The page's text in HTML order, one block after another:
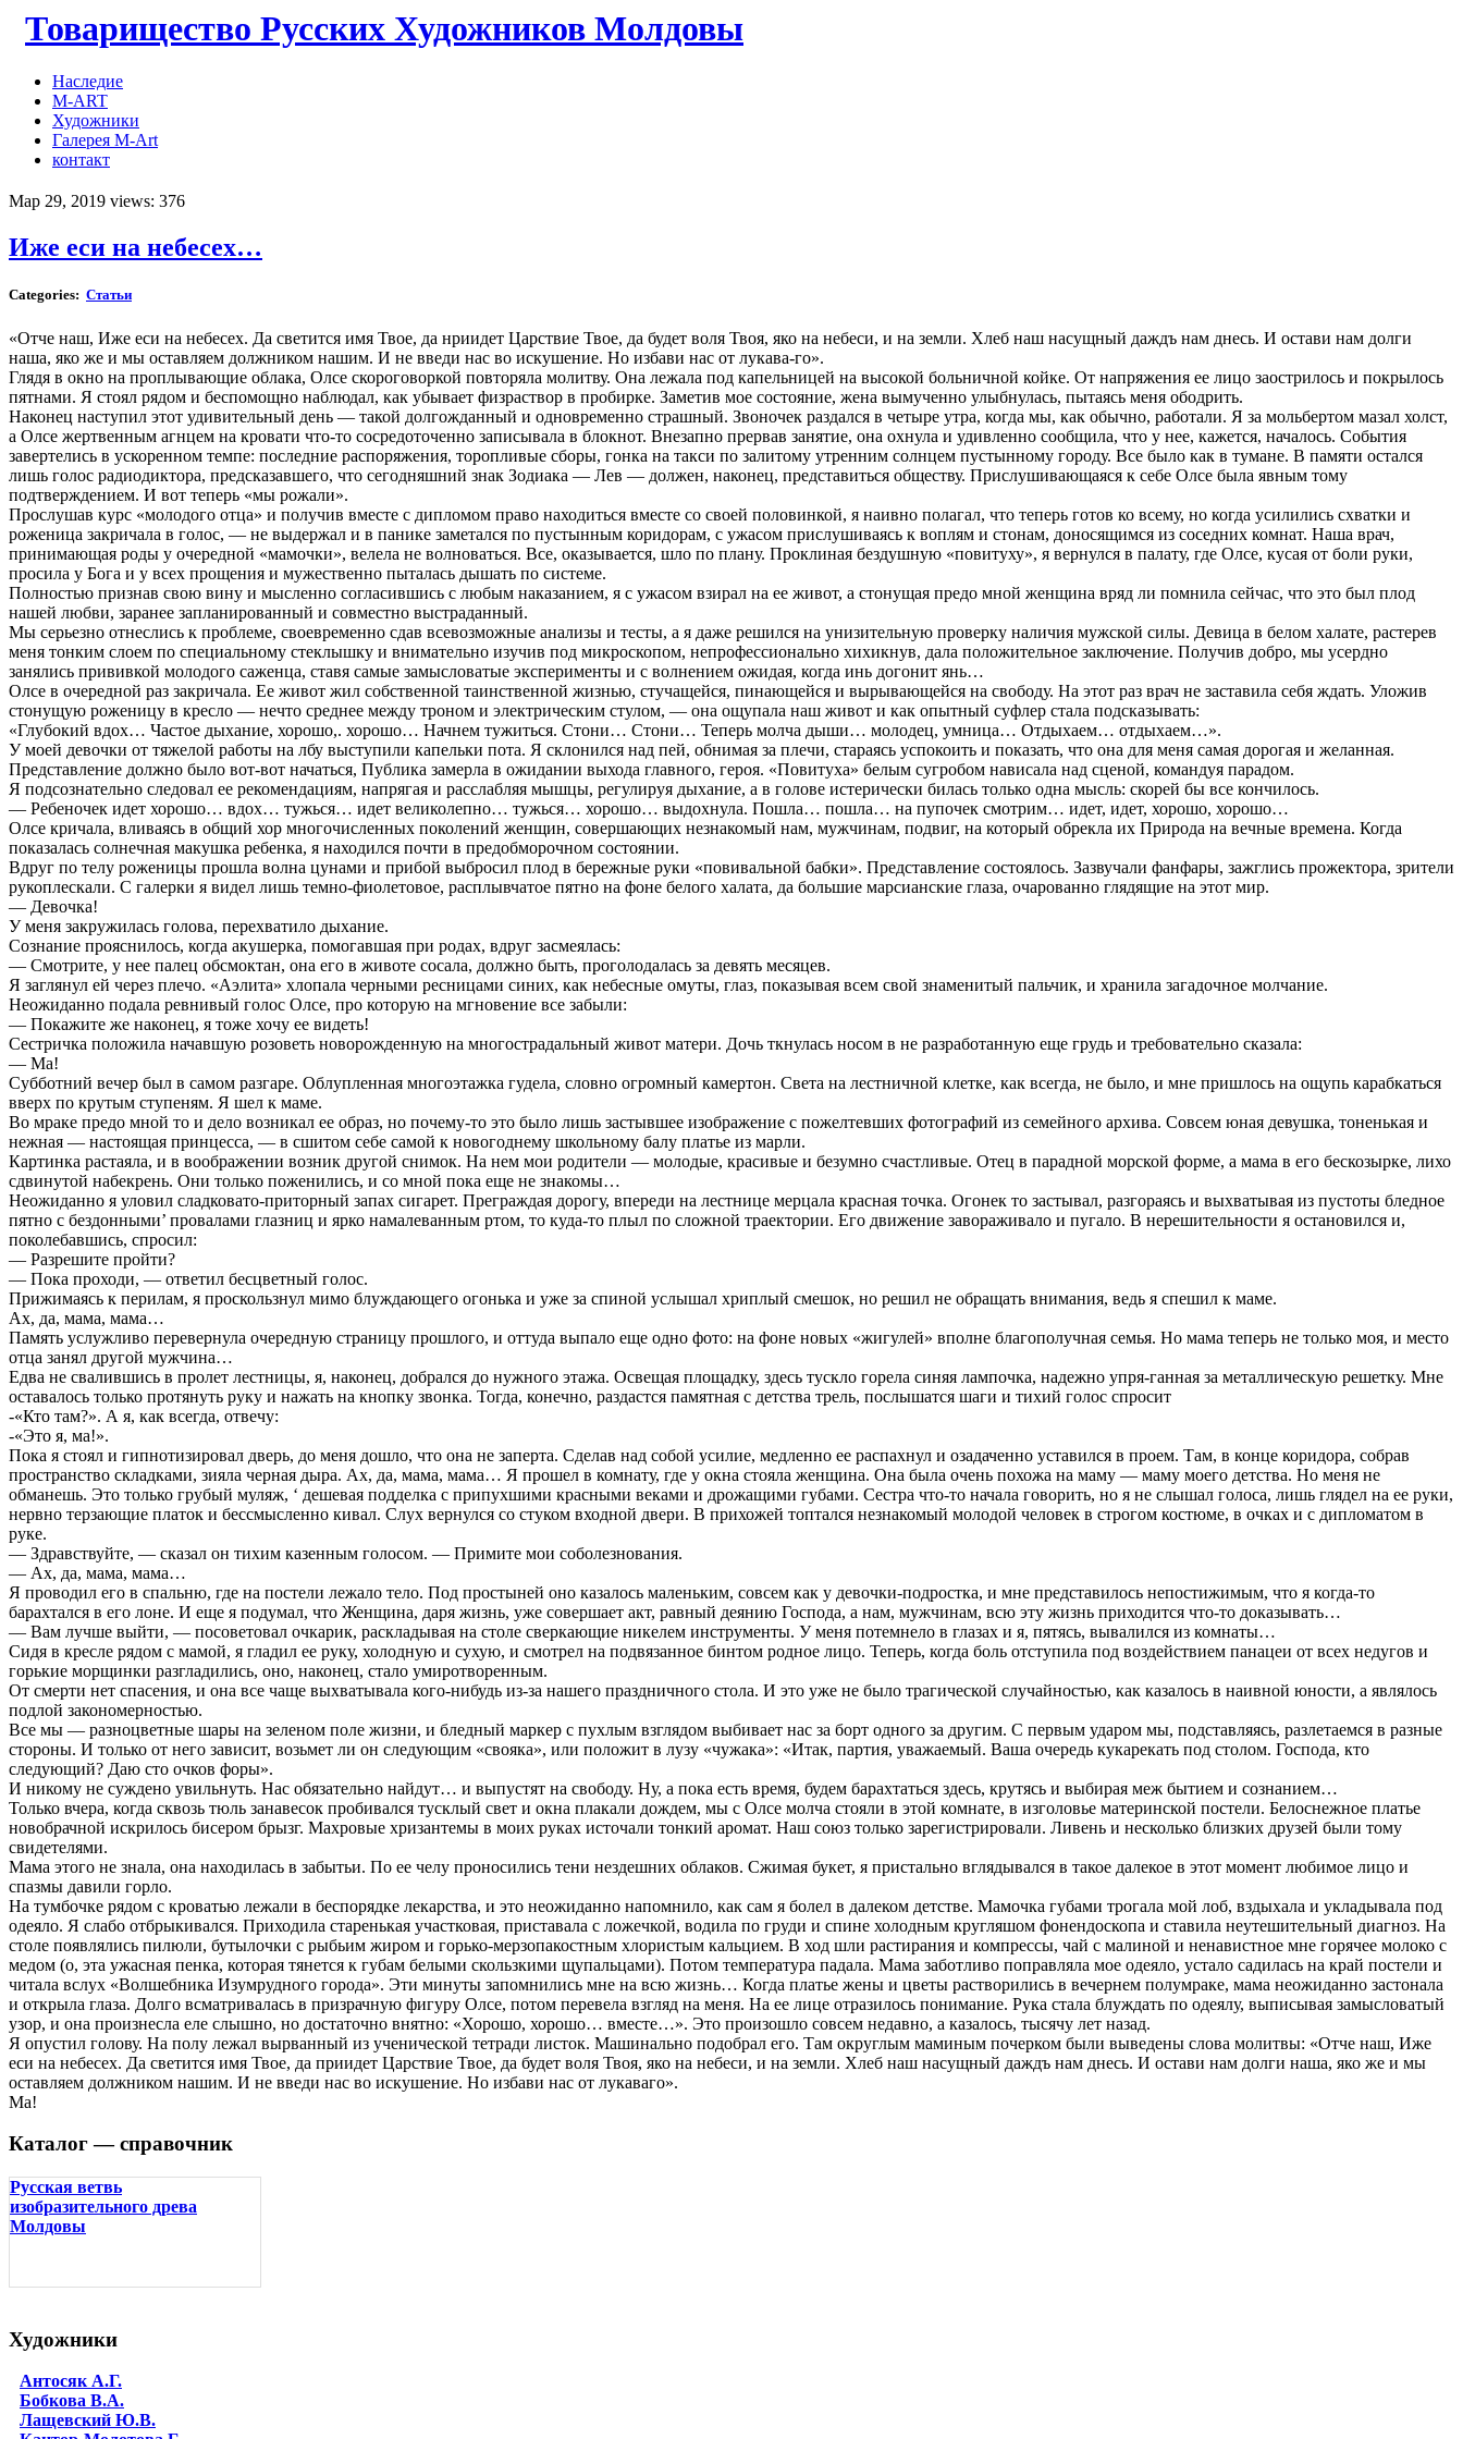
Товарищество Русских Художников Молдовы
Наследие
M-ART
Художники
Галерея M-Art
контакт
Мар 29, 2019 views: 376
Иже еси на небесех…
Categories: Cтатьи
«Отче наш, Иже еси на небесех. Да светится имя Твое, да нриидет Царствие Твое, да будет воля Твоя, яко на небеси, и на земли. Хлеб наш насущный даждъ нам днесь. И остави нам долги
наша, яко же и мы оставляем должником нашим. И не введи нас во искушение. Но избави нас от лукава-го».
Глядя в окно на проплывающие облака, Олсе скороговоркой повторяла молитву. Она лежала под капельницей на высокой больничной койке. От напряжения ее лицо заострилось и покрылось
пятнами. Я стоял рядом и беспомощно наблюдал, как убывает физраствор в пробирке. Заметив мое состояние, жена вымученно улыбнулась, пытаясь меня ободрить.
Наконец наступил этот удивительный день — такой долгожданный и одновременно страшный. Звоночек раздался в четыре утра, когда мы, как обычно, работали. Я за мольбертом мазал холст,
а Олсе жертвенным агнцем на кровати что-то сосредоточенно записывала в блокнот. Внезапно прервав занятие, она охнула и удивленно сообщила, что у нее, кажется, началось. События
завертелись в ускоренном темпе: последние распоряжения, торопливые сборы, гонка на такси по залитому утренним солнцем пустынному городу. Все было как в тумане. В памяти остался
лишь голос радиодиктора, предсказавшего, что сегодняшний знак Зодиака — Лев — должен, наконец, представиться обществу. Прислушивающаяся к себе Олсе была явным тому
подтверждением. И вот теперь «мы рожали».
Прослушав курс «молодого отца» и получив вместе с дипломом право находиться вместе со своей половинкой, я наивно полагал, что теперь готов ко всему, но когда усилились схватки и
роженица закричала в голос, — не выдержал и в панике заметался по пустынным коридорам, с ужасом прислушиваясь к воплям и стонам, доносящимся из соседних комнат. Наша врач,
принимающая роды у очередной «мамочки», велела не волноваться. Все, оказывается, шло по плану. Проклиная бездушную «повитуху», я вернулся в палату, где Олсе, кусая от боли руки,
просила у Бога и у всех прощения и мужественно пыталась дышать по системе.
Полностью признав свою вину и мысленно согласившись с любым наказанием, я с ужасом взирал на ее живот, а стонущая предо мной женщина вряд ли помнила сейчас, что это был плод
нашей любви, заранее запланированный и совместно выстраданный.
Мы серьезно отнеслись к проблеме, своевременно сдав всевозможные анализы и тесты, а я даже решился на унизительную проверку наличия мужской силы. Девица в белом халате, растерев
меня тонким слоем по специальному стеклышку и внимательно изучив под микроскопом, непрофессионально хихикнув, дала положительное заключение. Получив добро, мы усердно
занялись прививкой молодого саженца, ставя самые замысловатые эксперименты и с волнением ожидая, когда инь догонит янь…
Олсе в очередной раз закричала. Ее живот жил собственной таинственной жизнью, стучащейся, пинающейся и вырывающейся на свободу. На этот раз врач не заставила себя ждать. Уложив
стонущую роженицу в кресло — нечто среднее между троном и электрическим стулом, — она ощупала наш живот и как опытный суфлер стала подсказывать:
«Глубокий вдох… Частое дыхание, хорошо,. хорошо… Начнем тужиться. Стони… Стони… Теперь молча дыши… молодец, умница… Отдыхаем… отдыхаем…».
У моей девочки от тяжелой работы на лбу выступили капельки пота. Я склонился над пей, обнимая за плечи, стараясь успокоить и показать, что она для меня самая дорогая и желанная.
Представление должно было вот-вот начаться, Публика замерла в ожидании выхода главного, героя. «Повитуха» белым сугробом нависала над сценой, командуя парадом.
Я подсознательно следовал ее рекомендациям, напрягая и расслабляя мышцы, регулируя дыхание, а в голове истерически билась только одна мысль: скорей бы все кончилось.
— Ребеночек идет хорошо… вдох… тужься… идет великолепно… тужься… хорошо… выдохнула. Пошла… пошла… на пупочек смотрим… идет, идет, хорошо, хорошо…
Олсе кричала, вливаясь в общий хор многочисленных поколений женщин, совершающих незнакомый нам, мужчинам, подвиг, на который обрекла их Природа на вечные времена. Когда
показалась солнечная макушка ребенка, я находился почти в предобморочном состоянии.
Вдруг по телу роженицы прошла волна цунами и прибой выбросил плод в бережные руки «повивальной бабки». Представление состоялось. Зазвучали фанфары, зажглись прожектора, зрители
рукоплескали. С галерки я видел лишь темно-фиолетовое, расплывчатое пятно на фоне белого халата, да большие марсианские глаза, очарованно глядящие на этот мир.
— Девочка!
У меня закружилась голова, перехватило дыхание.
Сознание прояснилось, когда акушерка, помогавшая при родах, вдруг засмеялась:
— Смотрите, у нее палец обсмоктан, она его в животе сосала, должно быть, проголодалась за девять месяцев.
Я заглянул ей через плечо. «Аэлита» хлопала черными ресницами синих, как небесные омуты, глаз, показывая всем свой знаменитый пальчик, и хранила загадочное молчание.
Неожиданно подала ревнивый голос Олсе, про которую на мгновение все забыли:
— Покажите же наконец, я тоже хочу ее видеть!
Сестричка положила начавшую розоветь новорожденную на многострадальный живот матери. Дочь ткнулась носом в не разработанную еще грудь и требовательно сказала:
— Ма!
Субботний вечер был в самом разгаре. Облупленная многоэтажка гудела, словно огромный камертон. Света на лестничной клетке, как всегда, не было, и мне пришлось на ощупь карабкаться
вверх по крутым ступеням. Я шел к маме.
Во мраке предо мной то и дело возникал ее образ, но почему-то это было лишь застывшее изображение с пожелтевших фотографий из семейного архива. Совсем юная девушка, тоненькая и
нежная — настоящая принцесса, — в сшитом себе самой к новогоднему школьному балу платье из марли.
Картинка растаяла, и в воображении возник другой снимок. На нем мои родители — молодые, красивые и безумно счастливые. Отец в парадной морской форме, а мама в его бескозырке, лихо
сдвинутой набекрень. Они только поженились, и со мной пока еще не знакомы…
Неожиданно я уловил сладковато-приторный запах сигарет. Преграждая дорогу, впереди на лестнице мерцала красная точка. Огонек то застывал, разгораясь и выхватывая из пустоты бледное
пятно с бездонными’ провалами глазниц и ярко намалеванным ртом, то куда-то плыл по сложной траектории. Его движение завораживало и пугало. В нерешительности я остановился и,
поколебавшись, спросил:
— Разрешите пройти?
— Пока проходи, — ответил бесцветный голос.
Прижимаясь к перилам, я проскользнул мимо блуждающего огонька и уже за спиной услышал хриплый смешок, но решил не обращать внимания, ведь я спешил к маме.
Ах, да, мама, мама…
Память услужливо перевернула очередную страницу прошлого, и оттуда выпало еще одно фото: на фоне новых «жигулей» вполне благополучная семья. Но мама теперь не только моя, и место
отца занял другой мужчина…
Едва не свалившись в пролет лестницы, я, наконец, добрался до нужного этажа. Освещая площадку, здесь тускло горела синяя лампочка, надежно упря-ганная за металлическую решетку. Мне
оставалось только протянуть руку и нажать на кнопку звонка. Тогда, конечно, раздастся памятная с детства трель, послышатся шаги и тихий голос спросит
-«Кто там?». А я, как всегда, отвечу:
-«Это я, ма!».
Пока я стоял и гипнотизировал дверь, до меня дошло, что она не заперта. Сделав над собой усилие, медленно ее распахнул и озадаченно уставился в проем. Там, в конце коридора, собрав
пространство складками, зияла черная дыра. Ах, да, мама, мама… Я прошел в комнату, где у окна стояла женщина. Она была очень похожа на маму — маму моего детства. Но меня не
обманешь. Это только грубый муляж, ‘ дешевая подделка с припухшими красными веками и дрожащими губами. Сестра что-то начала говорить, но я не слышал голоса, лишь глядел на ее руки,
нервно терзающие платок и бессмысленно кивал. Слух вернулся со стуком входной двери. В прихожей топтался незнакомый молодой человек в строгом костюме, в очках и с дипломатом в
руке.
— Здравствуйте, — сказал он тихим казенным голосом. — Примите мои соболезнования.
— Ах, да, мама, мама…
Я проводил его в спальню, где на постели лежало тело. Под простыней оно казалось маленьким, совсем как у девочки-подростка, и мне представилось непостижимым, что я когда-то
барахтался в его лоне. И еще я подумал, что Женщина, даря жизнь, уже совершает акт, равный деянию Господа, а нам, мужчинам, всю эту жизнь приходится что-то доказывать…
— Вам лучше выйти, — посоветовал очкарик, раскладывая на столе сверкающие никелем инструменты. У меня потемнело в глазах и я, пятясь, вывалился из комнаты…
Сидя в кресле рядом с мамой, я гладил ее руку, холодную и сухую, и смотрел на подвязанное бинтом родное лицо. Теперь, когда боль отступила под воздействием панацеи от всех недугов и
горькие морщинки разгладились, оно, наконец, стало умиротворенным.
От смерти нет спасения, и она все чаще выхватывала кого-нибудь из-за нашего праздничного стола. И это уже не было трагической случайностью, как казалось в наивной юности, а являлось
подлой закономерностью.
Все мы — разноцветные шары на зеленом поле жизни, и бледный маркер с пухлым взглядом выбивает нас за борт одного за другим. С первым ударом мы, подставляясь, разлетаемся в разные
стороны. И только от него зависит, возьмет ли он следующим «свояка», или положит в лузу «чужака»: «Итак, партия, уважаемый. Ваша очередь кукарекать под столом. Господа, кто
следующий? Даю сто очков форы».
И никому не суждено увильнуть. Нас обязательно найдут… и выпустят на свободу. Ну, а пока есть время, будем барахтаться здесь, крутясь и выбирая меж бытием и сознанием…
Только вчера, когда сквозь тюль занавесок пробивался тусклый свет и окна плакали дождем, мы с Олсе молча стояли в этой комнате, в изголовье материнской постели. Белоснежное платье
новобрачной искрилось бисером брызг. Махровые хризантемы в моих руках источали тонкий аромат. Наш союз только зарегистрировали. Ливень и несколько близких друзей были тому
свидетелями.
Мама этого не знала, она находилась в забытьи. По ее челу проносились тени нездешних облаков. Сжимая букет, я пристально вглядывался в такое далекое в этот момент любимое лицо и
спазмы давили горло.
На тумбочке рядом с кроватью лежали в беспорядке лекарства, и это неожиданно напомнило, как сам я болел в далеком детстве. Мамочка губами трогала мой лоб, вздыхала и укладывала под
одеяло. Я слабо отбрыкивался. Приходила старенькая участковая, приставала с ложечкой, водила по груди и спине холодным кругляшом фонендоскопа и ставила неутешительный диагноз. На
столе появлялись пилюли, бутылочки с рыбьим жиром и горько-мерзопакостным хлористым кальцием. В ход шли растирания и компрессы, чай с малиной и ненавистное мне горячее молоко с
медом (о, эта ужасная пенка, которая тянется к губам белыми скользкими щупальцами). Потом температура падала. Мама заботливо поправляла мое одеяло, устало садилась на край постели и
читала вслух «Волшебника Изумрудного города». Эти минуты запомнились мне на всю жизнь… Когда платье жены и цветы растворились в вечернем полумраке, мама неожиданно застонала
и открыла глаза. Долго всматривалась в призрачную фигуру Олсе, потом перевела взгляд на меня. На ее лице отразилось понимание. Рука стала блуждать по одеялу, выписывая замысловатый
узор, и она произнесла еле слышно, но достаточно внятно: «Хорошо, хорошо… вместе…». Это произошло совсем недавно, а казалось, тысячу лет назад.
Я опустил голову. На полу лежал вырванный из ученической тетради листок. Машинально подобрал его. Там округлым маминым почерком были выведены слова молитвы: «Отче наш, Иже
еси на небесех. Да светится имя Твое, да приидет Царствие Твое, да будет воля Твоя, яко на небеси, и на земли. Хлеб наш насущный даждъ нам днесь. И остави нам долги наша, яко же и мы
оставляем должником нашим. И не введи нас во искушение. Но избави нас от лукаваго».
Ма!
Каталог — справочник
Русская ветвь
изобразительного древа
Молдовы
Художники
Антосяк А.Г.
Бобкова В.А.
Лащевский Ю.В.